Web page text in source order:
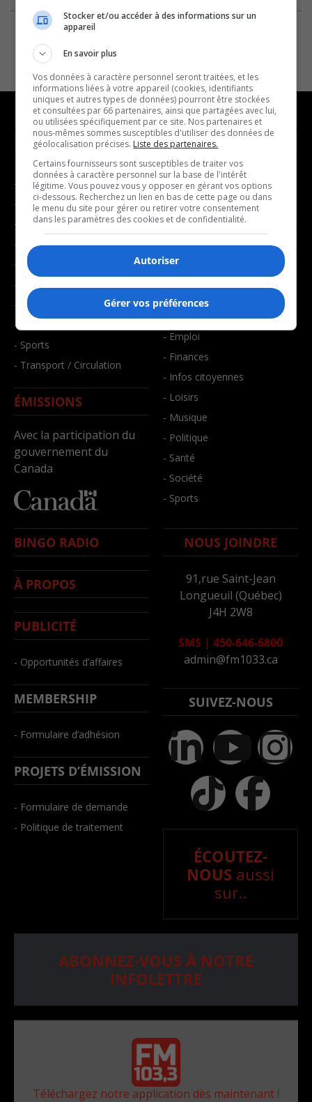
NOUVELLES
- Affaires municipales
- Communauté / Social
- Culture
- Économie
- Éducation
- Environnement
- Faits divers
- Santé et bien-être
- Sports
- Transport / Circulation
ÉMISSIONS
Avec la participation du
gouvernement du
Canada
MUSIQUE
- Décompte franco
- Joué récemment
BALADOS
- Affaires
- Art de vivre
- Bien-être
- Emploi
- Finances
- Infos citoyennes
- Loisirs
- Musique
- Politique
- Santé
- Société
- Sports
BINGO RADIO
À PROPOS
PUBLICITÉ
- Opportunités d’affaires
MEMBERSHIP
- Formulaire d’adhésion
PROJETS D’ÉMISSION
- Formulaire de demande
- Politique de traitement
NOUS JOINDRE
91,rue Saint-Jean
Longueuil (Québec)
J4H 2W8
SMS | 450-646-6800
admin@fm1033.ca
SUIVEZ-NOUS
ÉCOUTEZ-
NOUS aussi
sur..
ABONNEZ-VOUS À NOTRE
INFOLETTRE
Téléchargez notre application dès maintenant !
Stocker et/ou accéder à des informations sur un
appareil
En savoir plus
Vos données à caractère personnel seront traitées, et les
informations liées à votre appareil (cookies, identifiants
uniques et autres types de données) pourront être stockées
et consultées par 66 partenaires, ainsi que partagées avec lui,
ou utilisées spécifiquement par ce site. Nos partenaires et
nous-mêmes sommes susceptibles d'utiliser des données de
géolocalisation précises. Liste des partenaires.
Certains fournisseurs sont susceptibles de traiter vos
données à caractère personnel sur la base de l'intérêt
légitime. Vous pouvez vous y opposer en gérant vos options
ci-dessous. Recherchez un lien en bas de cette page ou dans
le menu du site pour gérer ou retirer votre consentement
dans les paramètres des cookies et de confidentialité.
Autoriser
Gérer vos préférences